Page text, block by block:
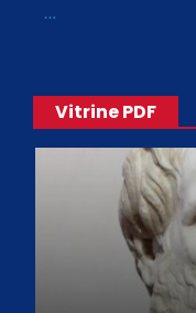
…
Vitrine PDF